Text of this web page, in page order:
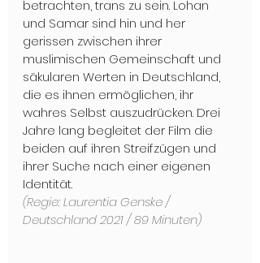
betrachten, trans zu sein. Lohan
und Samar sind hin und her
gerissen zwischen ihrer
muslimischen Gemeinschaft und
säkularen Werten in Deutschland,
die es ihnen ermöglichen, ihr
wahres Selbst auszudrücken. Drei
Jahre lang begleitet der Film die
beiden auf ihren Streifzügen und
ihrer Suche nach einer eigenen
Identität.
(Regie: Laurentia Genske /
Deutschland 2021 / 89 Minuten)